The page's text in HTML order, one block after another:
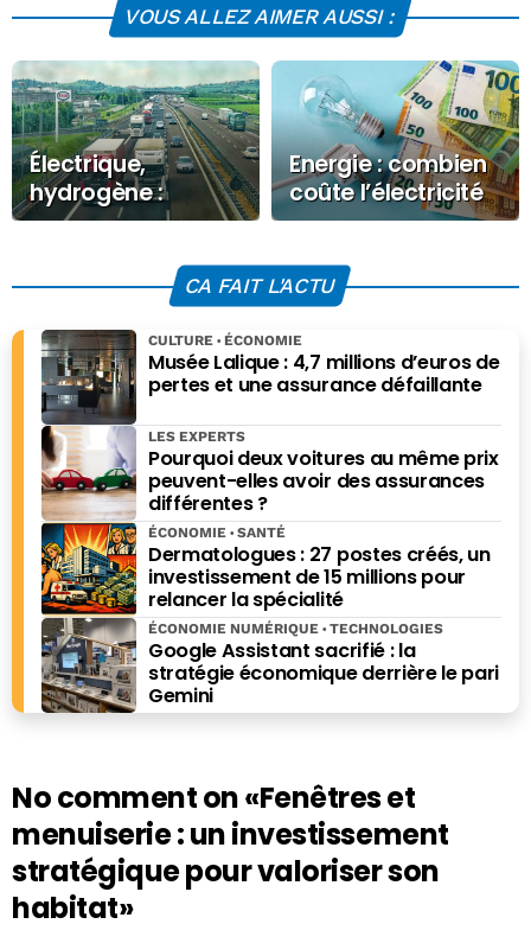
VOUS ALLEZ AIMER AUSSI :
Électrique,
hydrogène :
l’illusion verte du
vrai remède ?
L’effacement des
flux.
Energie : combien
coûte l’électricité
ce Mercredi 18
CA FAIT L'ACTU
Musée Lalique : 4,7 millions d’euros de
pertes et une assurance défaillante
CULTURE ÉCONOMIE
Pourquoi deux voitures au même prix
peuvent-elles avoir des assurances
différentes ?
LES EXPERTS
Dermatologues : 27 postes créés, un
investissement de 15 millions pour
relancer la spécialité
ÉCONOMIE SANTÉ
Google Assistant sacrifié : la
stratégie économique derrière le pari
Gemini
ÉCONOMIE NUMÉRIQUE TECHNOLOGIES
No comment on«Fenêtres et
menuiserie : un investissement
stratégique pour valoriser son
habitat»